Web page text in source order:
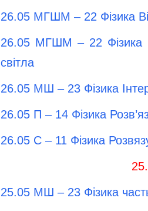
26.05 МГШМ – 22 Фізика
26.05 МГШМ – 22 Фізика
свiтла
26.05 МШ – 23 Фізика
26.05 П – 14 Фізика
26.05 С – 11 Фізика
25.05 МШ – 23 Фізика